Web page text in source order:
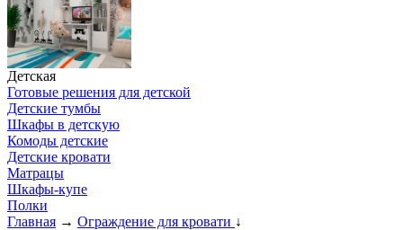
Детская
Готовые решения для детской
Детские тумбы
Шкафы в детскую
Комоды детские
Детские кровати
Матрацы
Шкафы-купе
Полки
Главная → Ограждение для кровати ↓